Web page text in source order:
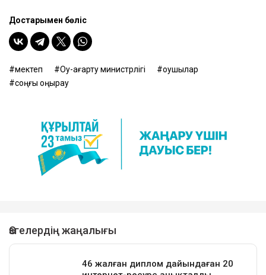
Достарыңмен бөліс
мектеп Оқу-ағарту министрлігі
оқушылар
соңғы қоңырау